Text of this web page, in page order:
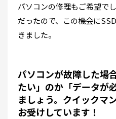
パソコンの修理もご希望で
だったので、この機会に
きました。
パソコンが故障した場
たい」のか「データが
ましょう。クイックマ
お受けしています！